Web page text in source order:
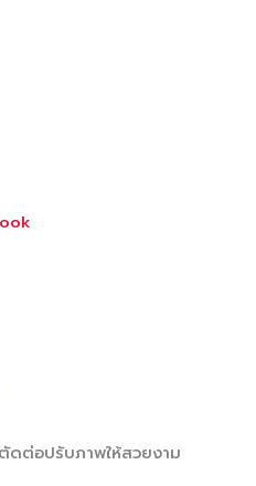
ดต่อปรับภาพให้สวยงาม